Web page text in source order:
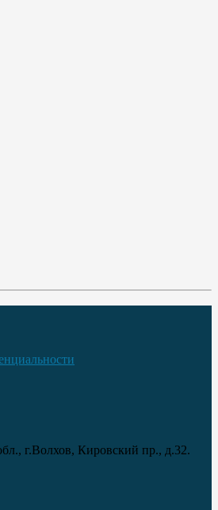
г.Волхов, Кировский пр., д.32.